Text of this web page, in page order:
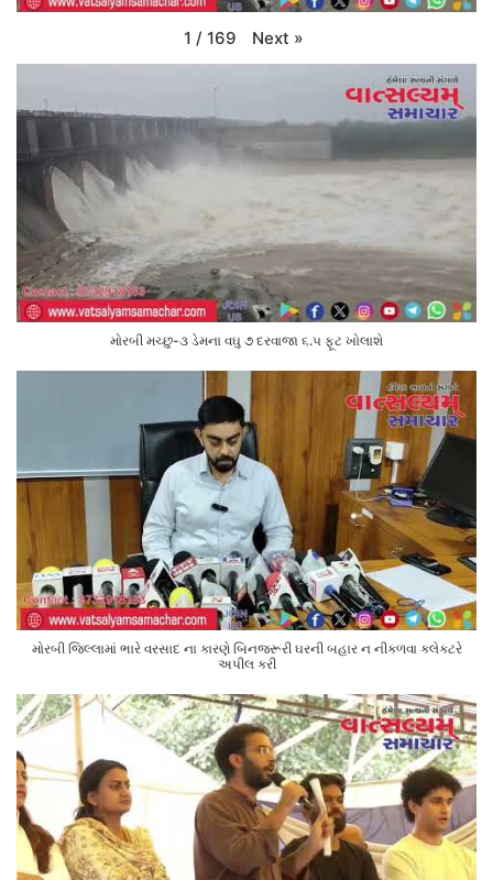
1 / 169 Next »
મોરબી મચ્છુ-૩ ડેમના વઘુ ૭ દરવાજા ૬.૫ ફૂટ ખોલાશે
મોરબી જિલ્લામાં ભારે વરસાદ ના કારણે બિનજરૂરી ઘરની બહાર ન નીકળવા કલેક્ટરે
અપીલ કરી